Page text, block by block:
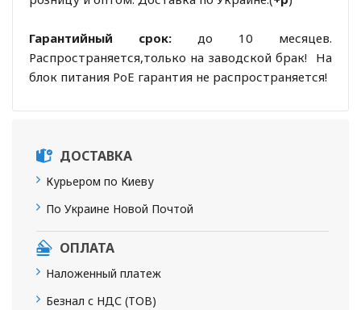
Гарантийный срок: до 10 месяцев.
Распространяется,только на заводской брак! На
блок питания PoE гарантия не распространяется!
ДОСТАВКА
Курьером по Киеву
По Украине Новой Почтой
ОПЛАТА
Наложенный платеж
Безнал с НДС (ТОВ)